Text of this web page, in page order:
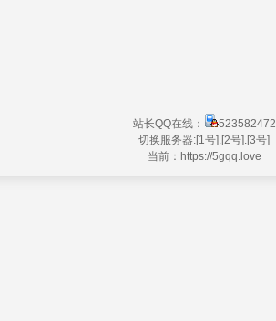
站长QQ在线：
523582472
切换服务器:[1号] [2号] [3号]
当前：https://5gqq.love